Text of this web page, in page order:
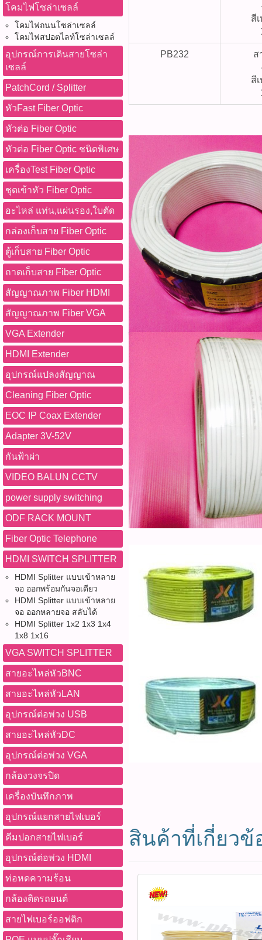
โคมไฟโซล่าเซลล์
โคมไฟถนนโซล่าเซลล์
โคมไฟสปอตไลท์โซล่าเซลล์
อุปกรณ์การเดินสายโซล่า
เซลล์
PatchCord / Splitter
หัวFast Fiber Optic
หัวต่อ Fiber Optic
หัวต่อ Fiber Optic ชนิดพิเศษ
เครื่องTest Fiber Optic
ชุดเข้าหัว Fiber Optic
อะไหล่ แท่น,แผ่นรอง,ใบตัด
กล่องเก็บสาย Fiber Optic
ตู้เก็บสาย Fiber Optic
ถาดเก็บสาย Fiber Optic
สัญญาณภาพ Fiber HDMI
สัญญาณภาพ Fiber VGA
VGA Extender
HDMI Extender
อุปกรณ์แปลงสัญญาณ
Cleaning Fiber Optic
EOC IP Coax Extender
Adapter 3V-52V
กันฟ้าผ่า
VIDEO BALUN CCTV
power supply switching
ODF RACK MOUNT
Fiber Optic Telephone
HDMI SWITCH SPLITTER
HDMI Splitter แบบเข้าหลาย
จอ ออกพร้อมกันจอเดียว
HDMI Splitter แบบเข้าหลาย
จอ ออกหลายจอ สลับได้
HDMI Splitter 1x2 1x3 1x4
1x8 1x16
VGA SWITCH SPLITTER
สายอะไหล่หัวBNC
สายอะไหล่หัวLAN
อุปกรณ์ต่อพ่วง USB
สายอะไหล่หัวDC
อุปกรณ์ต่อพ่วง VGA
กล้องวงจรปิด
เครื่องบันทึกภาพ
อุปกรณ์แยกสายไฟเบอร์
คีมปอกสายไฟเบอร์
อุปกรณ์ต่อพ่วง HDMI
ท่อหดความร้อน
กล้องติดรถยนต์
สายไฟเบอร์ออฟติก
สี
PB232
ส
สี
สินค้าที่เกี่ยวข้